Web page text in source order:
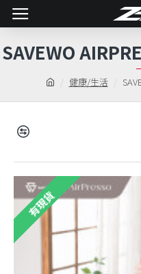
健康/生活
SAVEWO
有現貨